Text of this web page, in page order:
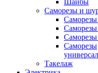
Шайбы
Саморезы и
Саморезы
Такелаж